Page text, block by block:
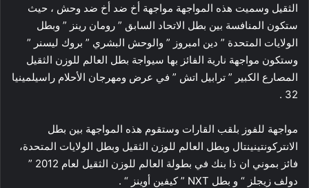
الثقيل وسميت هذه المواجهة مواجهة أخ ضد أخ ضد وحش ، حيث
ستكون المنافسة بين بطل الاتحاد السابق ” رومان رينز ” وبطل
الولايات المتحدة ” دين امبروز ” والوحش البشري ” بروك ليسنر ”
وستكون مواجهة نارية الفائز بها سيواجة بطل العالم للوزن الثقيل
المصارع الكبير ” ترابيل اتش ” في عرض ومهرجان الأحلام راسيلمينيا
32 .
مواجهة للفوز بلقب القارات وستقوم هذه المواجهة بين بطل
الانتركونتينينتال وبطل العالم للوزن الثقيل وبطل الولايات المتحدة،
فائز بموني ان ذا بنك في بطولة العالم للوزن الثقيل لعام 2012 ”
دولف زيجلز “ و بطل NXT ” كيفين أوينز “ .